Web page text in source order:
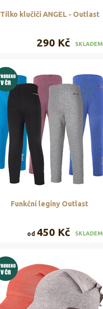
Tílko klučičí ANGEL - Outlast
290 Kč SKLADEM
Funkční legíny Outlast
od 450 Kč SKLADEM